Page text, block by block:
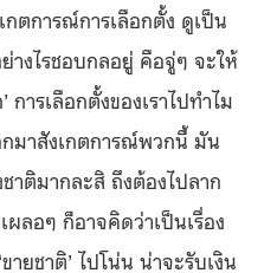
ตการณ์การเลือกตั้ง ดูเป็น
างไรชอบกลอยู่ คือจู่ๆ จะให้
การเลือกตั้งของเราไปทำไม
มาสังเกตการณ์พวกนี้ มัน
ชาติมากละสิ ถึงต้องไปลาก
ผลอๆ ก็อาจคิดว่าเป็นเรื่อง
ายชาติ’ ไปโน่น น่าจะรับเงิน